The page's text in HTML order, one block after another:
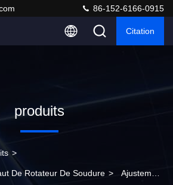
86-152-6166-0915
Citation
produits
>
De Rotateur De Soudure > Ajustement